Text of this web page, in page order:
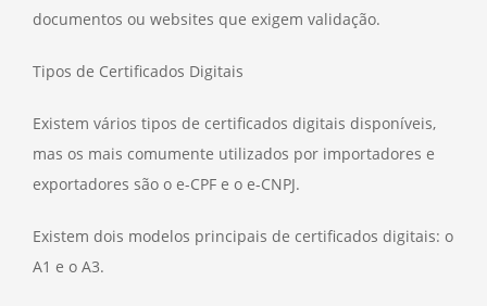
documentos ou websites que exigem validação.
Tipos de Certificados Digitais
Existem vários tipos de certificados digitais disponíveis,
mas os mais comumente utilizados por importadores e
exportadores são o e-CPF e o e-CNPJ.
Existem dois modelos principais de certificados digitais: o
A1 e o A3.